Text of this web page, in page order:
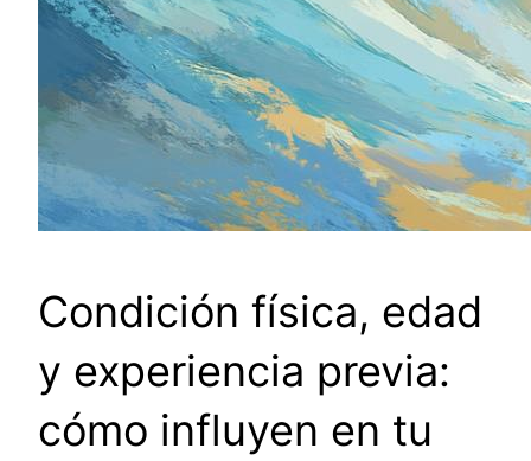
Condición física, edad
y experiencia previa:
cómo influyen en tu